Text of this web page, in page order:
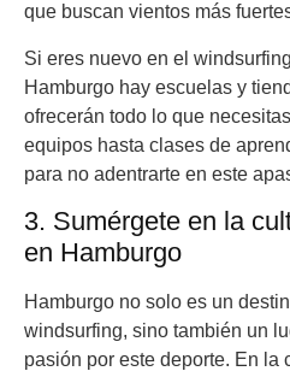
que buscan vientos más
Si eres nuevo en el
Hamburgo hay escuelas y
ofrecerán todo lo que
equipos hasta clases de
para no adentrarte en este
3. Sumérgete en la
en Hamburgo
Hamburgo no solo es un
windsurfing, sino también un
pasión por este deporte. En la